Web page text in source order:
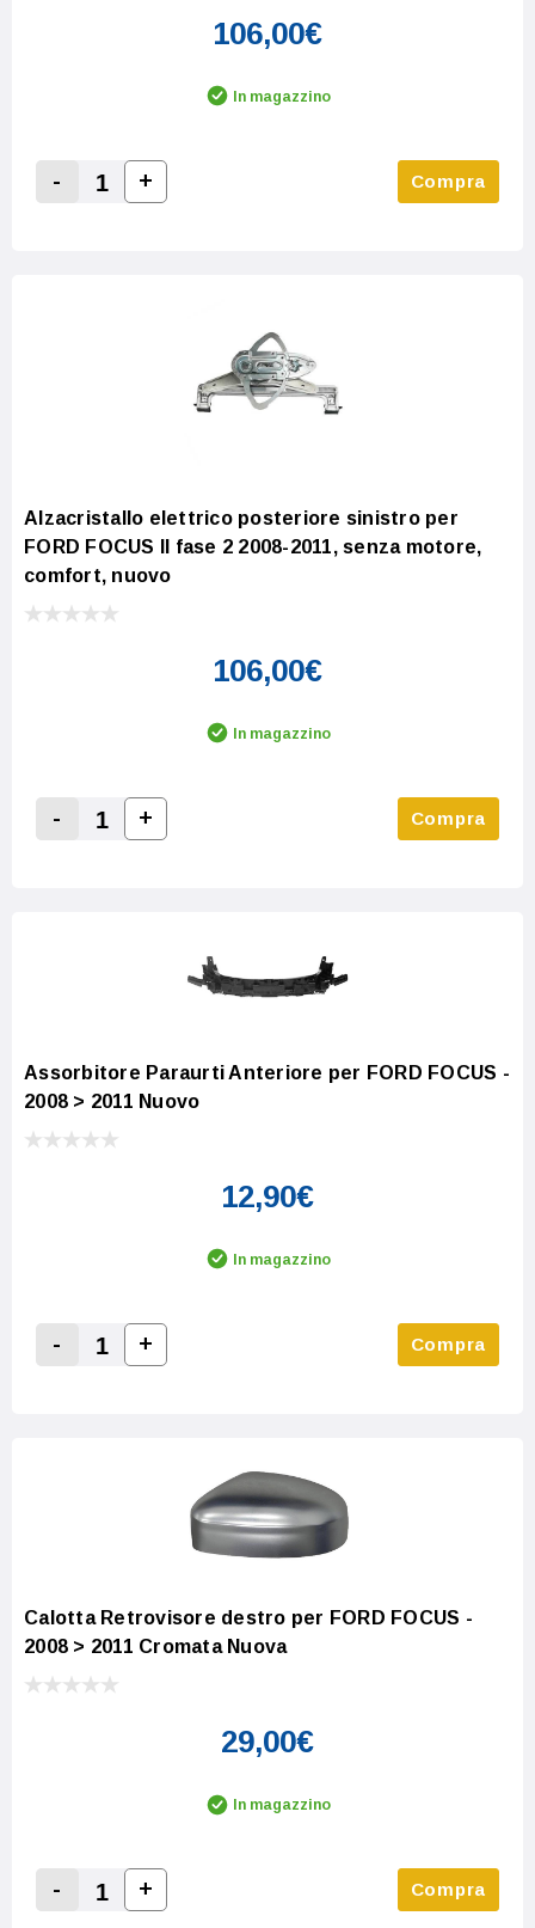
106,00€
In magazzino
Decrease Quantity:
-
Increase Quantity:
+ Compra
Alzacristallo elettrico posteriore sinistro per
FORD FOCUS II fase 2 2008-2011, senza motore,
comfort, nuovo
106,00€
In magazzino
Decrease Quantity:
-
Increase Quantity:
+ Compra
Assorbitore Paraurti Anteriore per FORD FOCUS -
2008 > 2011 Nuovo
12,90€
In magazzino
Decrease Quantity:
-
Increase Quantity:
+ Compra
Calotta Retrovisore destro per FORD FOCUS -
2008 > 2011 Cromata Nuova
29,00€
In magazzino
Decrease Quantity:
-
Increase Quantity:
+ Compra